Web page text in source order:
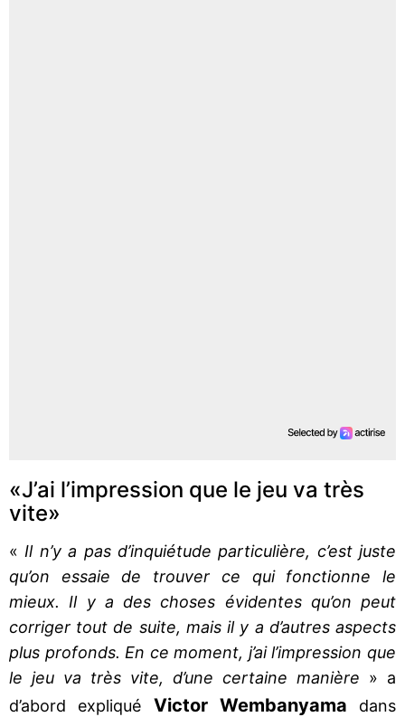
«J’ai l’impression que le jeu va très
vite»
« Il n’y a pas d’inquiétude particulière, c’est juste
qu’on essaie de trouver ce qui fonctionne le
mieux. Il y a des choses évidentes qu’on peut
corriger tout de suite, mais il y a d’autres aspects
plus profonds. En ce moment, j’ai l’impression que
le jeu va très vite, d’une certaine manière » a
d’abord expliqué Victor Wembanyama dans